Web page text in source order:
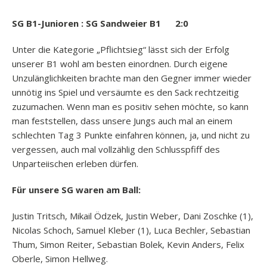
SG B1-Junioren : SG Sandweier B1 2:0
Unter die Kategorie „Pflichtsieg“ lässt sich der Erfolg
unserer B1 wohl am besten einordnen. Durch eigene
Unzulänglichkeiten brachte man den Gegner immer wieder
unnötig ins Spiel und versäumte es den Sack rechtzeitig
zuzumachen. Wenn man es positiv sehen möchte, so kann
man feststellen, dass unsere Jungs auch mal an einem
schlechten Tag 3 Punkte einfahren können, ja, und nicht zu
vergessen, auch mal vollzählig den Schlusspfiff des
Unparteiischen erleben dürfen.
Für unsere SG waren am Ball:
Justin Tritsch, Mikail Ödzek, Justin Weber, Dani Zoschke (1),
Nicolas Schoch, Samuel Kleber (1), Luca Bechler, Sebastian
Thum, Simon Reiter, Sebastian Bolek, Kevin Anders, Felix
Oberle, Simon Hellweg.